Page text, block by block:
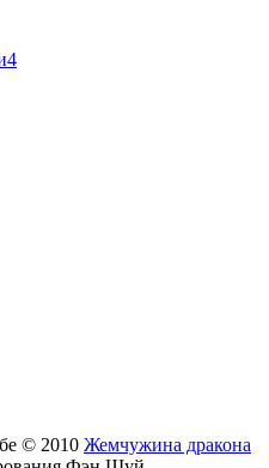
4
© 2010 Жемчужина дракона